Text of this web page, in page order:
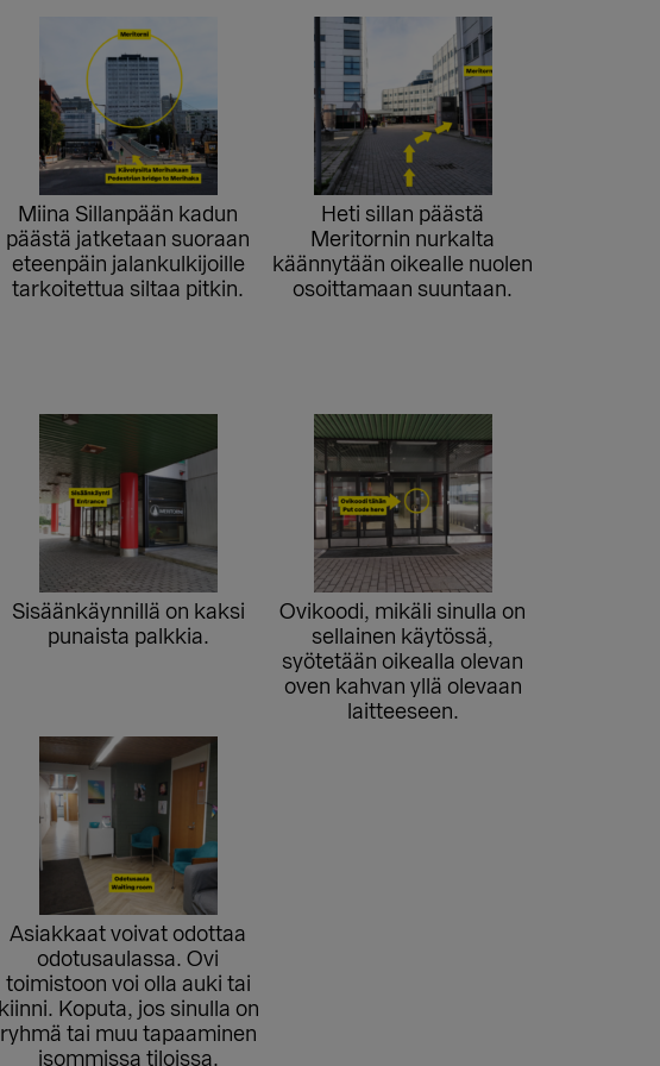
Miina Sillanpään kadun
päästä jatketaan suoraan
eteenpäin jalankulkijoille
tarkoitettua siltaa pitkin.
Heti sillan päästä
Meritornin nurkalta
käännytään oikealle nuolen
osoittamaan suuntaan.
Sisäänkäynnillä on kaksi
punaista palkkia.
Ovikoodi, mikäli sinulla on
sellainen käytössä,
syötetään oikealla olevan
oven kahvan yllä olevaan
laitteeseen.
Asiakkaat voivat odottaa
odotusaulassa. Ovi
toimistoon voi olla auki tai
kiinni. Koputa, jos sinulla on
ryhmä tai muu tapaaminen
isommissa tiloissa.